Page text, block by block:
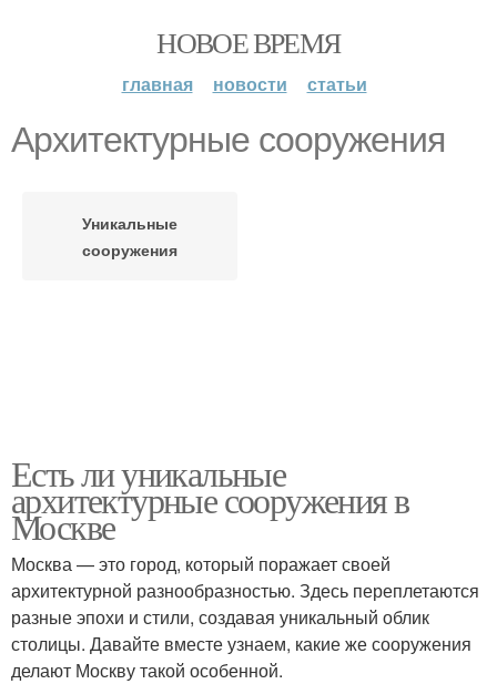
НОВОЕ ВРЕМЯ
главная новости статьи
Архитектурные сооружения
Уникальные
сооружения
Есть ли уникальные
архитектурные сооружения в
Москве
Москва — это город, который поражает своей
архитектурной разнообразностью. Здесь переплетаются
разные эпохи и стили, создавая уникальный облик
столицы. Давайте вместе узнаем, какие же сооружения
делают Москву такой особенной.